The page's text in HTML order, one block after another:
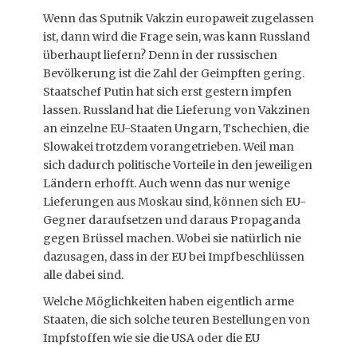
Wenn das Sputnik Vakzin europaweit zugelassen
ist, dann wird die Frage sein, was kann Russland
überhaupt liefern? Denn in der russischen
Bevölkerung ist die Zahl der Geimpften gering.
Staatschef Putin hat sich erst gestern impfen
lassen. Russland hat die Lieferung von Vakzinen
an einzelne EU-Staaten Ungarn, Tschechien, die
Slowakei trotzdem vorangetrieben. Weil man
sich dadurch politische Vorteile in den jeweiligen
Ländern erhofft. Auch wenn das nur wenige
Lieferungen aus Moskau sind, können sich EU-
Gegner daraufsetzen und daraus Propaganda
gegen Brüssel machen. Wobei sie natürlich nie
dazusagen, dass in der EU bei Impfbeschlüssen
alle dabei sind.
Welche Möglichkeiten haben eigentlich arme
Staaten, die sich solche teuren Bestellungen von
Impfstoffen wie sie die USA oder die EU